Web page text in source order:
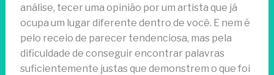
análise, tecer uma opinião por um artista que já
ocupa um lugar diferente dentro de você. E nem é
pelo receio de parecer tendenciosa, mas pela
dificuldade de conseguir encontrar palavras
suficientemente justas que demonstrem o que foi